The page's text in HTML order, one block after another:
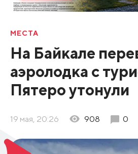
МЕСТА
На Байкале
аэролодка с
Пятеро утонули
19 мая, 20:26 908 0